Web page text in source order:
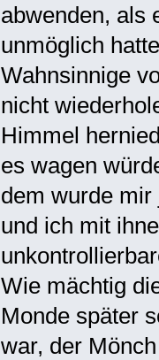
abwenden, als
unmöglich
Wahnsinnige
nicht
Himmel
es wagen
dem wurde
und ich mit
Wie mächtig
Monde später
war, der